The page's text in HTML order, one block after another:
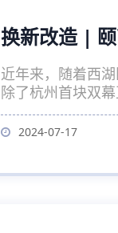
换新改造 |
近年来，随着西
除了杭州首块双
2024-07-17